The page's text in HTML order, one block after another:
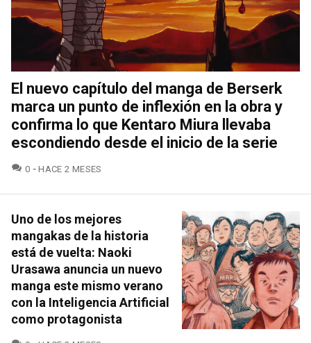
El nuevo capítulo del manga de Berserk
marca un punto de inflexión en la obra y
confirma lo que Kentaro Miura llevaba
escondiendo desde el inicio de la serie
0 COMENTARIOS
HACE 2 MESES
Uno de los mejores
mangakas de la historia
está de vuelta: Naoki
Urasawa anuncia un nuevo
manga este mismo verano
con la Inteligencia Artificial
como protagonista